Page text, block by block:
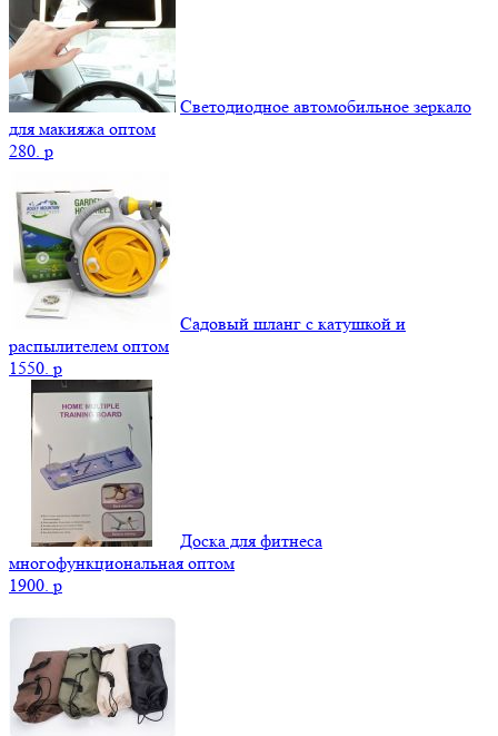
Светодиодное автомобильное зеркало
для макияжа оптом
280. p
Садовый шланг с катушкой и
распылителем оптом
1550. p
Доска для фитнеса
многофункциональная оптом
1900. p